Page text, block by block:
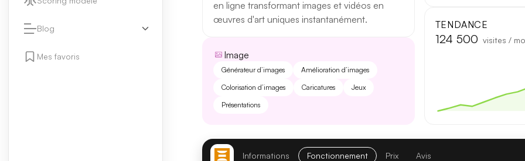
Blog
Mes favoris
Anthropic met à jour Claude Opus le 2 août 2026. Cette
fiabilité des réponses longues et la vitesse de première réponse.
Contexte étendu— les documents longs sont traités d’un
Réponses longues— moins de pertes de fil sur les textes de
— latence réduite sur les requêtes courtes.
Comparatif avec la version précédente
en ligne transformant images et vidéos en
œuvres d'art uniques instantanément.
Image
Générateur d’images
Amélioration d’images
Colorisation d’images
Caricatures
Jeux
Présentations
TENDANCE
124 500 visites /
Informations Fonctionnement Prix Avis